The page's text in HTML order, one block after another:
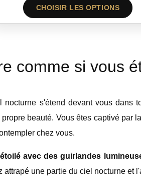
CHOISIR LES OPTIONS
comme si vous
nocturne s'étend devant vous dans
beauté. Vous êtes captivé par la
chez vous.
avec des guirlandes
attrapé une partie du ciel nocturne et